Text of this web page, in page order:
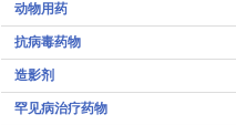
动物用药
抗病毒药物
造影剂
罕见病治疗药物